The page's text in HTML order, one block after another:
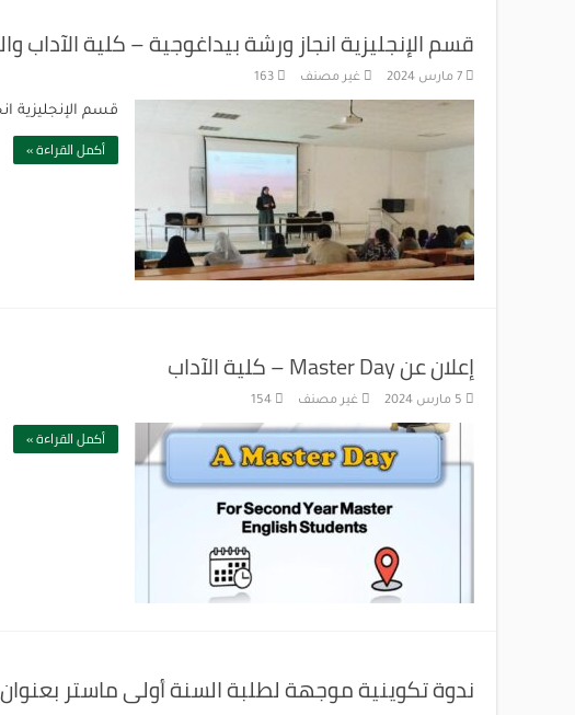
قسم الإنجليزية انجاز ورشة بيداغوجية – كلية الآداب
7 مارس 2024 غير مصنف 163
قسم الإنجليزية
أكمل القراءة »
إعلان عن Master Day – كلية الآداب
5 مارس 2024 غير مصنف 154
أكمل القراءة »
ندوة تكوينية موجهة لطلبة السنة أولى ماستر بعنوان Developing a Research Proposal